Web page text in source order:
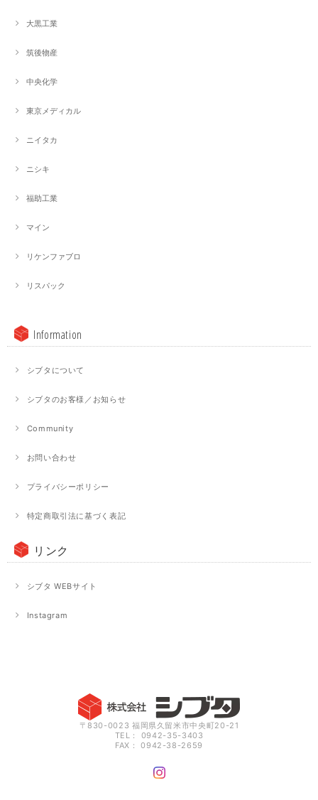
大黒工業
筑後物産
中央化学
東京メディカル
ニイタカ
ニシキ
福助工業
マイン
リケンファブロ
リスパック
Information
シブタについて
シブタのお客様／お知らせ
Community
お問い合わせ
プライバシーポリシー
特定商取引法に基づく表記
リンク
シブタ WEBサイト
Instagram
〒830-0023 福岡県久留米市中央町20-21
TEL： 0942-35-3403
FAX： 0942-38-2659